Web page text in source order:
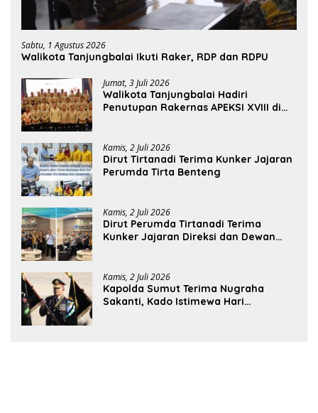
Sabtu, 1 Agustus 2026
Walikota Tanjungbalai Ikuti Raker, RDP dan RDPU
Jumat, 3 Juli 2026
Walikota Tanjungbalai Hadiri
Penutupan Rakernas APEKSI XVIII di
Kamis, 2 Juli 2026
Dirut Tirtanadi Terima Kunker Jajaran
Perumda Tirta Benteng
Kamis, 2 Juli 2026
Dirut Perumda Tirtanadi Terima
Kunker Jajaran Direksi dan Dewan
Kamis, 2 Juli 2026
Kapolda Sumut Terima Nugraha
Sakanti, Kado Istimewa Hari